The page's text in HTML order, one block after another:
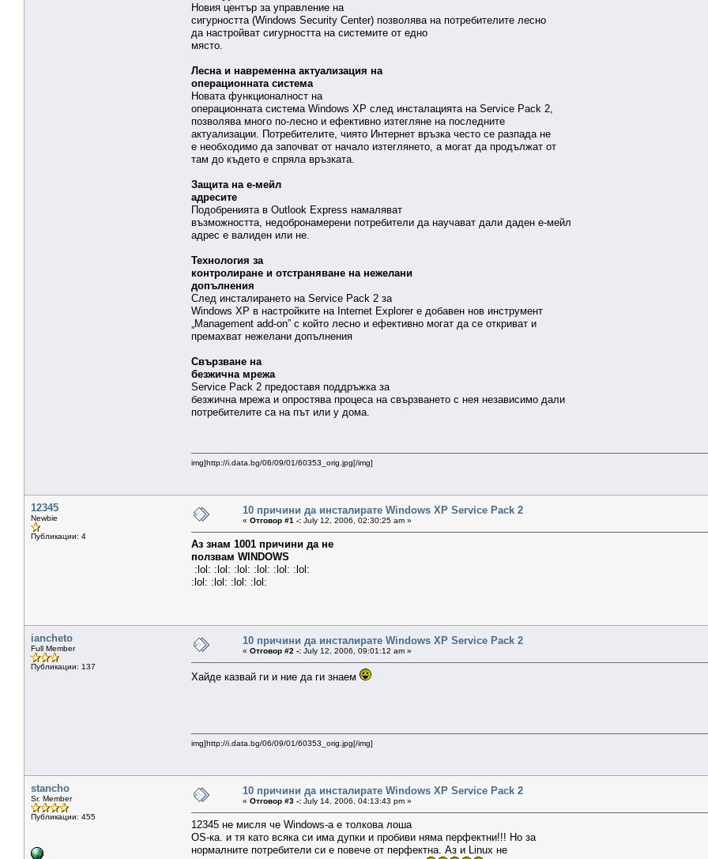
Новия център за управление на
сигурността (Windows Security Center) позволява на потребителите лесно
да настройват сигурността на системите от едно
място.
Лесна и навременна актуализация на
операционната система
Новата функционалност на
операционната система Windows XP след инсталацията на Service Pack 2,
позволява много по-лесно и ефективно изтегляне на последните
актуализации. Потребителите, чиято Интернет връзка често се разпада не
е необходимо да започват от начало изтеглянето, а могат да продължат от
там до където е спряла връзката.
Защита на е-мейл
адресите
Подобренията в Outlook Express намаляват
възможността, недобронамерени потребители да научават дали даден е-мейл
адрес е валиден или не.
Технология за
контролиране и отстраняване на нежелани
допълнения
След инсталирането на Service Pack 2 за
Windows XP в настройките на Internet Explorer е добавен нов инструмент
„Management add-on” с който лесно и ефективно могат да се откриват и
премахват нежелани допълнения
Свързване на
безжична мрежа
Service Pack 2 предоставя поддръжка за
безжична мрежа и опростява процеса на свързването с нея независимо дали
потребителите са на път или у дома.
img]http://i.data.bg/06/09/01/60353_orig.jpg[/img]
12345
Newbie
Публикации: 4
10 причини да инсталирате Windows XP Service Pack 2
« Отговор #1 -: July 12, 2006, 02:30:25 am »
Аз знам 1001 причини да не
ползвам WINDOWS
:lol: :lol: :lol: :lol: :lol: :lol:
:lol: :lol: :lol: :lol:
iancheto
Full Member
Публикации: 137
10 причини да инсталирате Windows XP Service Pack 2
« Отговор #2 -: July 12, 2006, 09:01:12 am »
Хайде казвай ги и ние да ги знаем
img]http://i.data.bg/06/09/01/60353_orig.jpg[/img]
stancho
Sr. Member
Публикации: 455
10 причини да инсталирате Windows XP Service Pack 2
« Отговор #3 -: July 14, 2006, 04:13:43 pm »
12345 не мисля че Windows-а е толкова лоша
OS-ка. и тя като всяка си има дупки и пробиви няма перфектни!!! Но за
нормалните потребители си е повече от перфектна. Аз и Linux не